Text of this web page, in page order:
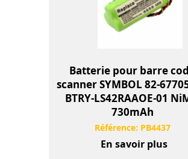
Batterie pour barre
scanner SYMBOL 82-
BTRY-LS42RAAOE-01
730mAh
Référence: PB4437
En savoir plus